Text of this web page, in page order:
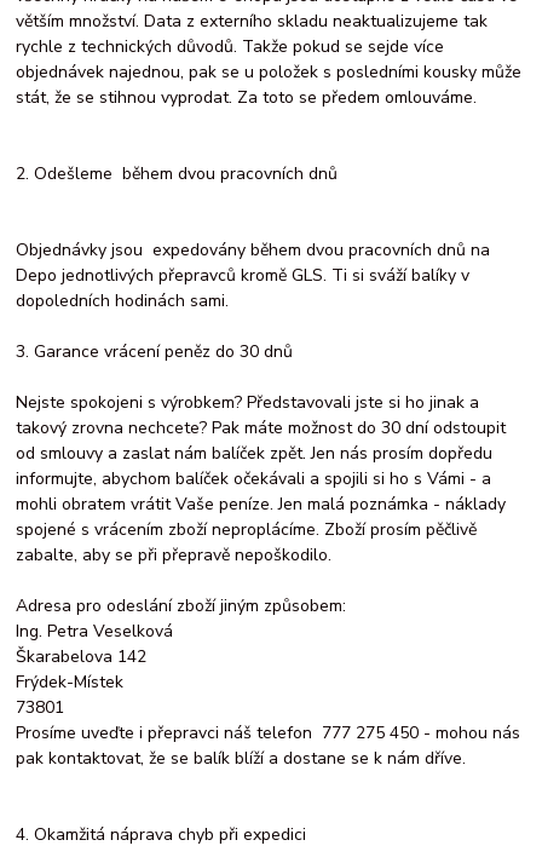
větším množství. Data z externího skladu neaktualizujeme tak
rychle z technických důvodů. Takže pokud se sejde více
objednávek najednou, pak se u položek s posledními kousky může
stát, že se stihnou vyprodat. Za toto se předem omlouváme.
2. Odešleme během dvou pracovních dnů
Objednávky jsou expedovány během dvou pracovních dnů na
Depo jednotlivých přepravců kromě GLS. Ti si sváží balíky v
dopoledních hodinách sami.
3. Garance vrácení peněz do 30 dnů
Nejste spokojeni s výrobkem? Představovali jste si ho jinak a
takový zrovna nechcete? Pak máte možnost do 30 dní odstoupit
od smlouvy a zaslat nám balíček zpět. Jen nás prosím dopředu
informujte, abychom balíček očekávali a spojili si ho s Vámi - a
mohli obratem vrátit Vaše peníze. Jen malá poznámka - náklady
spojené s vrácením zboží neproplácíme. Zboží prosím pěčlivě
zabalte, aby se při přepravě nepoškodilo.
Adresa pro odeslání zboží jiným způsobem:
Ing. Petra Veselková
Škarabelova 142
Frýdek-Místek
73801
Prosíme uveďte i přepravci náš telefon 777 275 450 - mohou nás
pak kontaktovat, že se balík blíží a dostane se k nám dříve.
4. Okamžitá náprava chyb při expedici